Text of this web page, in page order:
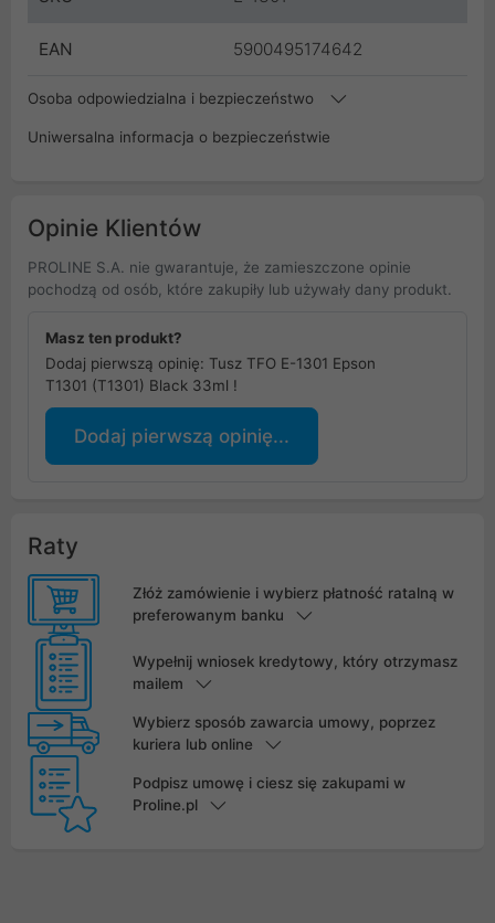
EAN 5900495174642
Osoba odpowiedzialna i bezpieczeństwo
Uniwersalna informacja o bezpieczeństwie
Opinie Klientów
PROLINE S.A. nie gwarantuje, że zamieszczone opinie
pochodzą od osób, które zakupiły lub używały dany produkt.
Masz ten produkt?
Dodaj pierwszą opinię: Tusz TFO E-1301 Epson
T1301 (T1301) Black 33ml !
Dodaj pierwszą opinię...
Raty
Złóż zamówienie i wybierz płatność ratalną w
preferowanym banku
Wypełnij wniosek kredytowy, który otrzymasz
mailem
Wybierz sposób zawarcia umowy, poprzez
kuriera lub online
Podpisz umowę i ciesz się zakupami w
Proline.pl